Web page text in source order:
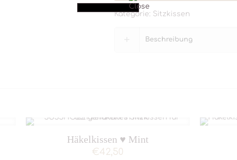
Kategorie: Sitzkissen
Beschreibung
Häkelkissen ♥ Mint
€42,50